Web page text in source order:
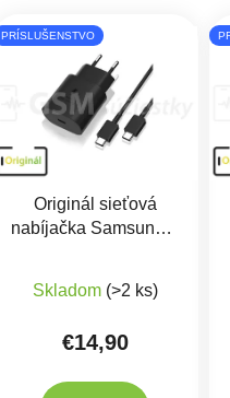
PRÍSLUŠENSTVO
Originál sieťová
nabíjačka Samsung +
+ EP-DG980BBE
Skladom (>2 ks)
€14,90